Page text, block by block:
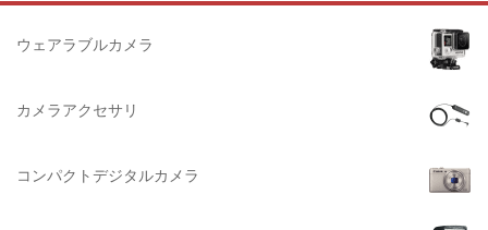
diagnl（ダイアグナル）
Lowepro（ロープロ）
BURTON（バートン）
ペンタックス系
ライカ系
中判海外系
ウェアラブルカメラ
カメラアクセサリ
コンパクトデジタルカメラ